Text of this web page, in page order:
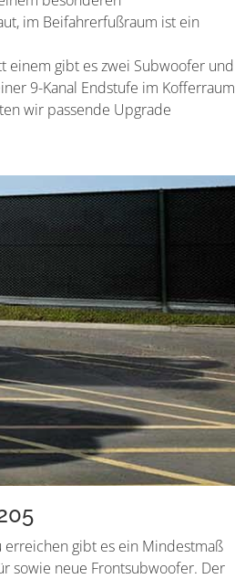
im Beifahrerfußraum ist ein
einem gibt es zwei Subwoofer und
9-Kanal Endstufe im Kofferraum
wir passende Upgrade
gibt es ein Mindestmaß
sowie neue Frontsubwoofer. Der